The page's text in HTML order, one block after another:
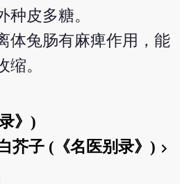
种皮多糖。
体兔肠有麻痺作用，能
缩。
》)
芥子 (《名医别录》) chevron_right